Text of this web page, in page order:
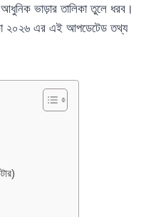
ভাড়ার তালিকা তুলে ধরব।
২০২৬ এর এই আপডেটেড তথ্য